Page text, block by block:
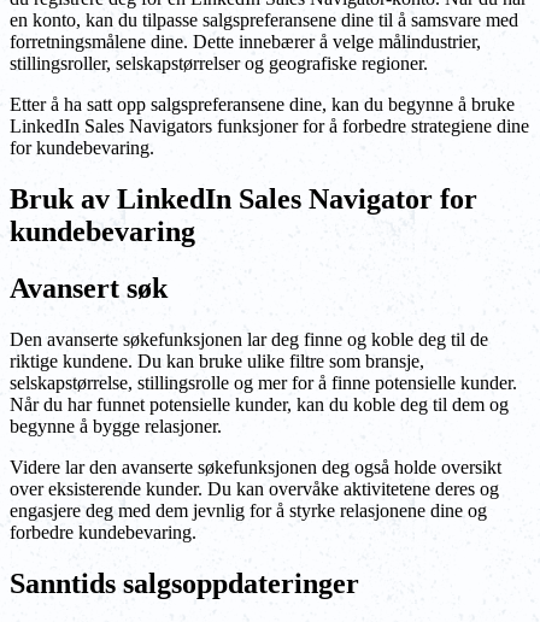
en konto, kan du tilpasse salgspreferansene dine til å samsvare med
forretningsmålene dine. Dette innebærer å velge målindustrier,
stillingsroller, selskapstørrelser og geografiske regioner.
Etter å ha satt opp salgspreferansene dine, kan du begynne å bruke
LinkedIn Sales Navigators funksjoner for å forbedre strategiene dine
for kundebevaring.
Bruk av LinkedIn Sales Navigator for
kundebevaring
Avansert søk
Den avanserte søkefunksjonen lar deg finne og koble deg til de
riktige kundene. Du kan bruke ulike filtre som bransje,
selskapstørrelse, stillingsrolle og mer for å finne potensielle kunder.
Når du har funnet potensielle kunder, kan du koble deg til dem og
begynne å bygge relasjoner.
Videre lar den avanserte søkefunksjonen deg også holde oversikt
over eksisterende kunder. Du kan overvåke aktivitetene deres og
engasjere deg med dem jevnlig for å styrke relasjonene dine og
forbedre kundebevaring.
Sanntids salgsoppdateringer